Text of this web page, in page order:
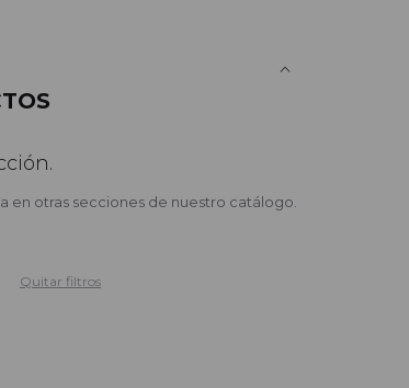
otras secciones de nuestro catálogo.
Quitar filtros